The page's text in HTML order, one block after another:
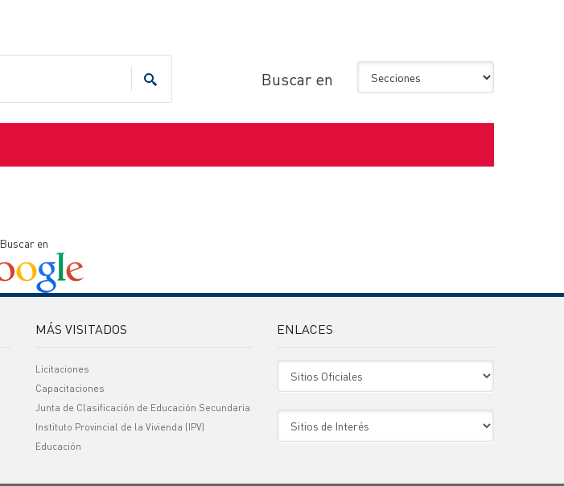
Buscar en
Buscar en
MÁS VISITADOS
Licitaciones
Capacitaciones
Junta de Clasificación de Educación Secundaria
Instituto Provincial de la Vivienda (IPV)
Educación
ENLACES